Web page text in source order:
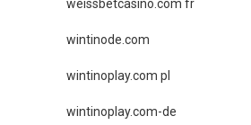
weissbetcasino.com fr
wintinode.com
wintinoplay.com pl
wintinoplay.com-de